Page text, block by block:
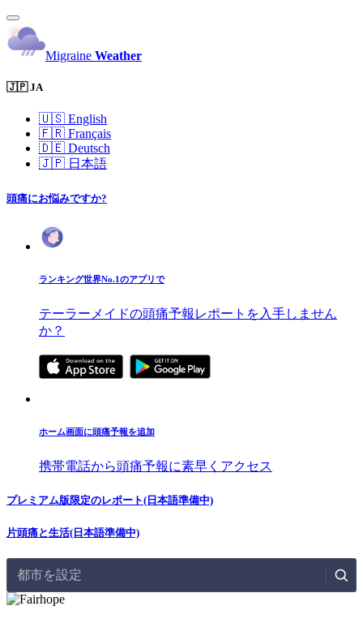
Migraine Weather
🇯🇵 JA
🇺🇸 English
🇫🇷 Français
🇩🇪 Deutsch
🇯🇵 日本語
頭痛にお悩みですか?
ランキング世界No.1のアプリで
テーラーメイドの頭痛予報レポートを入手しません
か？
ホーム画面に頭痛予報を追加
携帯電話から頭痛予報に素早くアクセス
プレミアム版限定のレポート(日本語準備中)
片頭痛と生活(日本語準備中)
都市を設定